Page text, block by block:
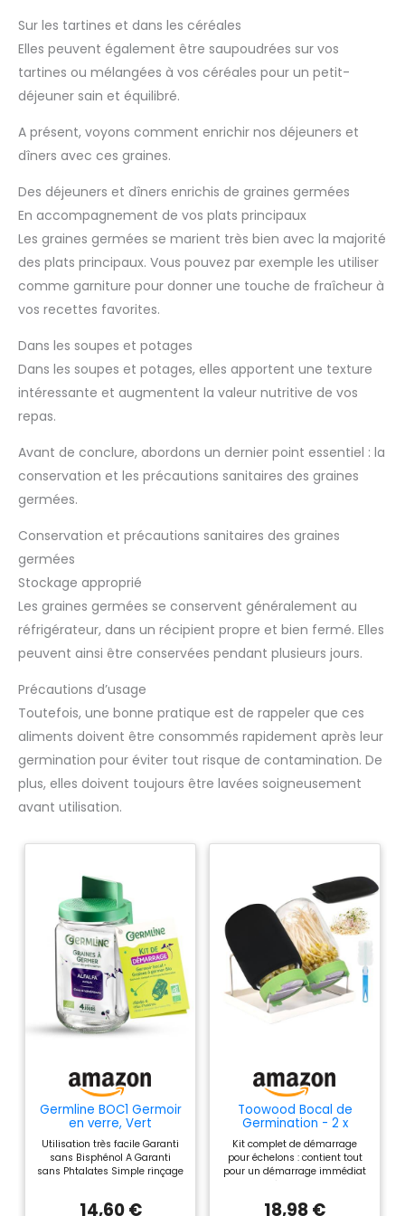
Sur les tartines et dans les céréales
Elles peuvent également être saupoudrées sur vos
tartines ou mélangées à vos céréales pour un petit-
déjeuner sain et équilibré.
A présent, voyons comment enrichir nos déjeuners et
dîners avec ces graines.
Des déjeuners et dîners enrichis de graines germées
En accompagnement de vos plats principaux
Les graines germées se marient très bien avec la majorité
des plats principaux. Vous pouvez par exemple les utiliser
comme garniture pour donner une touche de fraîcheur à
vos recettes favorites.
Dans les soupes et potages
Dans les soupes et potages, elles apportent une texture
intéressante et augmentent la valeur nutritive de vos
repas.
Avant de conclure, abordons un dernier point essentiel : la
conservation et les précautions sanitaires des graines
germées.
Conservation et précautions sanitaires des graines
germées
Stockage approprié
Les graines germées se conservent généralement au
réfrigérateur, dans un récipient propre et bien fermé. Elles
peuvent ainsi être conservées pendant plusieurs jours.
Précautions d’usage
Toutefois, une bonne pratique est de rappeler que ces
aliments doivent être consommés rapidement après leur
germination pour éviter tout risque de contamination. De
plus, elles doivent toujours être lavées soigneusement
avant utilisation.
Germline BOC1 Germoir
en verre, Vert
Utilisation très facile Garanti
sans Bisphénol A Garanti
sans Phtalates Simple rinçage
encombrant 4 à 5 jours de
14,60 €
Toowood Bocal de
Germination - 2 x
1000ml Germoir en
Verre Bocal à Germes
avec Couvercles Maille
Inox, Support, Plateau,
Brosse (2, green)
Kit complet de démarrage
pour échelons : contient tout
pour un démarrage immédiat
: 2 bocaux à visser de 1000 ml,
inoxydable, 1 support de
18,98 €